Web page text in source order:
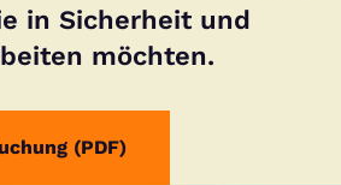
in Sicherheit und
möchten.
(PDF)